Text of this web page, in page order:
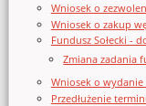
Wniosek o
Wniosek o zakup
Fundusz Sołecki -
Zmiana zadania
Wniosek o
Przedłużenie